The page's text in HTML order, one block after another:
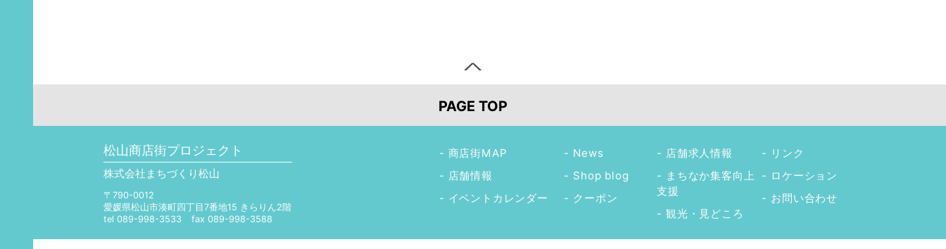
PAGE TOP
松山商店街プロジェクト
株式会社まちづくり松山
〒790-0012
愛媛県松山市湊町四丁目7番地15 きらりん2階
tel 089-998-3533
fax 089-998-3588
商店街MAP
店舗情報
イベントカレンダー
News
Shop blog
クーポン
店舗求人情報
まちなか集客向上
支援
観光・見どころ
リンク
ロケーション
お問い合わせ